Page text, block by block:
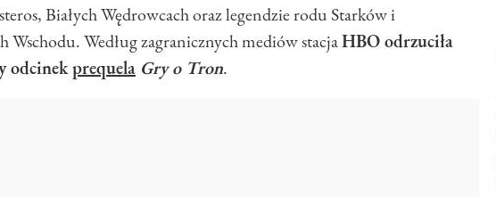
Białych Wędrowcach oraz legendzie rodu Starków i
Wschodu. Według zagranicznych mediów stacjaHBO odrzuciła
odcinekprequela Gry o Tron.